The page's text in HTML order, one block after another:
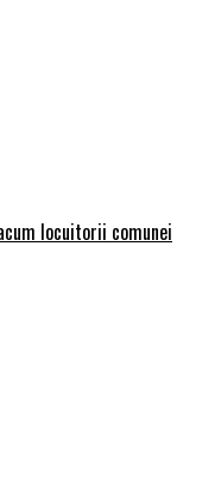
locuitorii comunei